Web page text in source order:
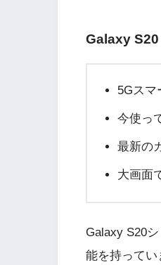
Galaxy S20
5Gスマ
今使っ
最新の
大画面
Galaxy S20
能を持って